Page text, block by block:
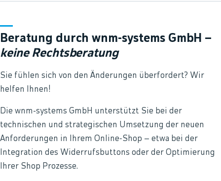
Beratung durchwnm-systems GmbH –
keine Rechtsberatung
Sie fühlen sich von den Änderungen überfordert? Wir
helfen Ihnen!
Die wnm-systems GmbH unterstützt Sie bei der
technischen und strategischen Umsetzung der neuen
Anforderungen in Ihrem Online‑Shop – etwa bei der
Integration des Widerrufsbuttons oder der Optimierung
Ihrer Shop Prozesse.